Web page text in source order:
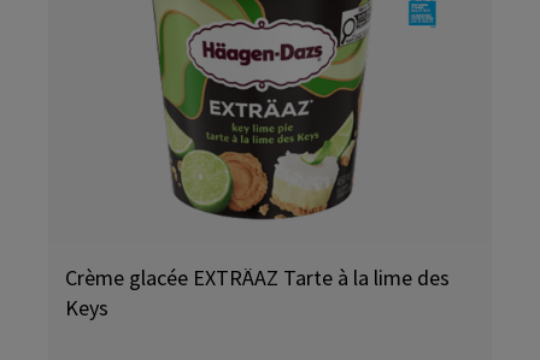
Crème glacée EXTRÄAZ Tarte à la lime des
Keys